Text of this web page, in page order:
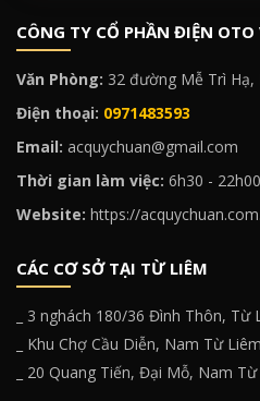
CÔNG TY CỔ PHẦN ĐIỆN OTO
Văn Phòng: 32 đường Mễ Trì
Điện thoại: 0971483593
Email: acquychuan@gmail.com
Thời gian làm việc: 6h30 -
Website: https://
CÁC CƠ SỞ TẠI TỪ LIÊM
_ 3 nghách 180/36 Đình Thôn, Từ
_ Khu Chợ Cầu Diễn, Nam Từ Liêm
_ 20 Quang Tiến, Đại Mỗ, Nam